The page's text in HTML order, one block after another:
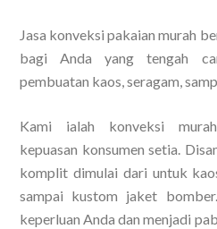
Jasa konveksi pakaian murah
bagi Anda yang tengah
pembuatan kaos, seragam,
Kami ialah konveksi
kepuasan konsumen setia.
komplit dimulai dari untuk
sampai kustom jaket
keperluan Anda dan menjadi